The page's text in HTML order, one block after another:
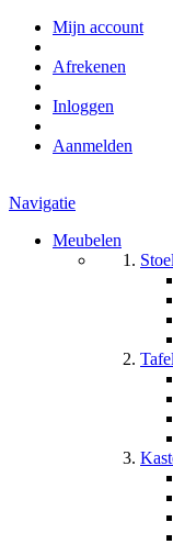
Mijn account
Afrekenen
Inloggen
Aanmelden
Navigatie
Meubelen